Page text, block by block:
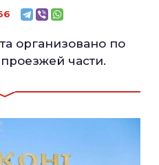
организовано по
части.